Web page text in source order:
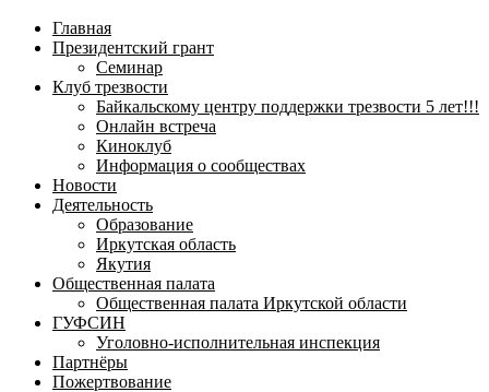
меню
Главная
Президентский грант
Семинар
Клуб трезвости
Байкальскому центру поддержки трезвости 5 лет!!!
Онлайн встреча
Киноклуб
Информация о сообществах
Новости
Деятельность
Образование
Иркутская область
Якутия
Общественная палата
Общественная палата Иркутской области
ГУФСИН
Уголовно-исполнительная инспекция
Партнёры
Пожертвование